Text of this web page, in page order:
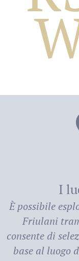
dei
I
È possibile
Friulani
consente di
base al luogo